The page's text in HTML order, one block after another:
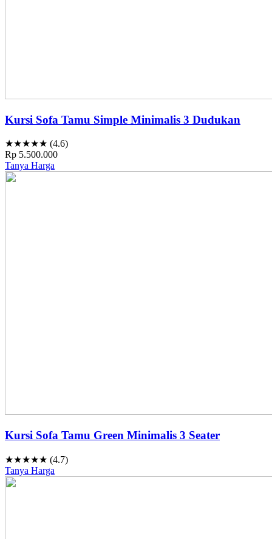
Kursi Sofa Tamu Simple Minimalis 3 Dudukan
★★★★★ (4.6)
Rp 5.500.000
Tanya Harga
Kursi Sofa Tamu Green Minimalis 3 Seater
★★★★★ (4.7)
Tanya Harga